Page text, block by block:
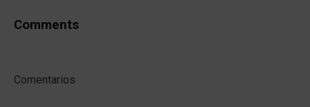
Comments
Comentarios